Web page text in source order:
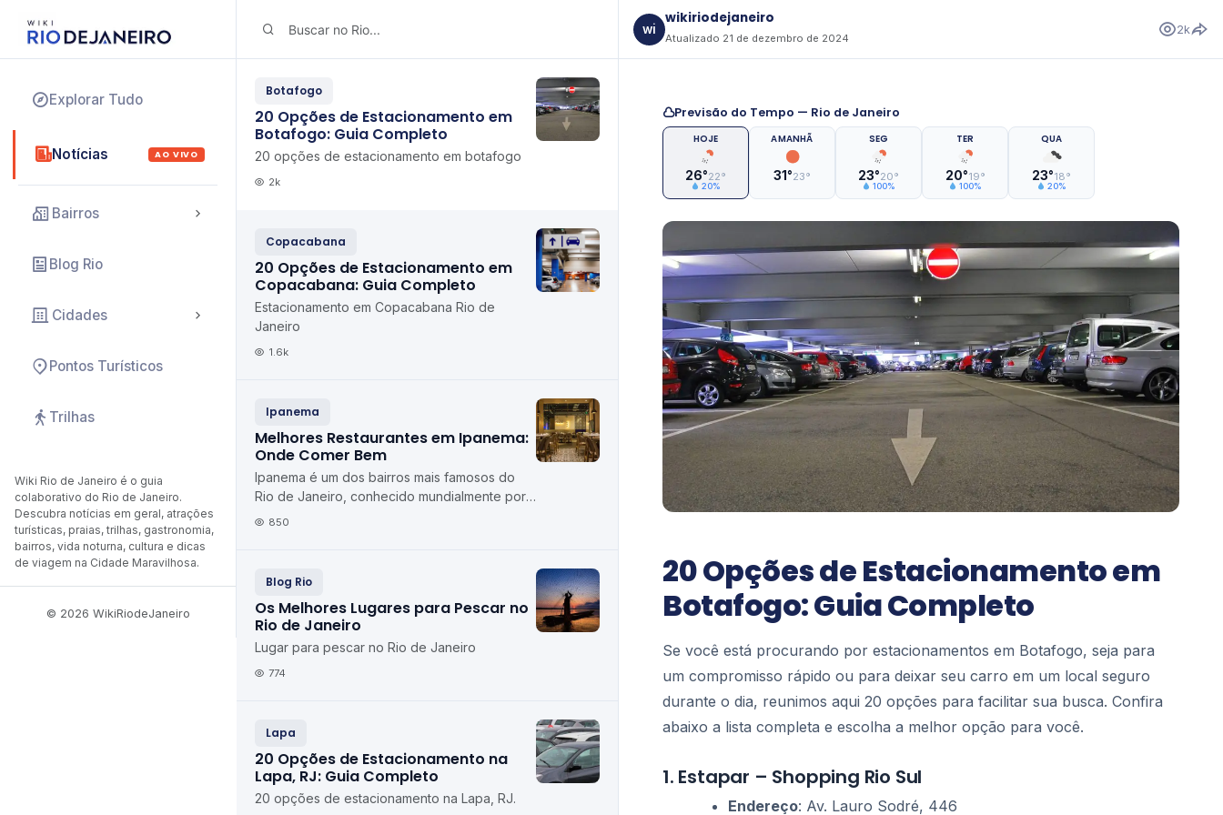
Explorar Tudo
Notícias AO VIVO
Bairros
Blog Rio
Cidades
Pontos Turísticos
Trilhas
Wiki Rio de Janeiro é o guia
colaborativo do Rio de Janeiro.
Descubra notícias em geral, atrações
turísticas, praias, trilhas, gastronomia,
bairros, vida noturna, cultura e dicas
de viagem na Cidade Maravilhosa.
© 2026 WikiRiodeJaneiro
Botafogo
20 Opções de Estacionamento em
Botafogo: Guia Completo
20 opções de estacionamento em botafogo
2k
Copacabana
20 Opções de Estacionamento em
Copacabana: Guia Completo
Estacionamento em Copacabana Rio de
Janeiro
1.6k
Ipanema
Melhores Restaurantes em Ipanema:
Onde Comer Bem
Ipanema é um dos bairros mais famosos do
Rio de Janeiro, conhecido mundialmente por
sua praia icônica, seu charme boêmio e seu
850
Blog Rio
Os Melhores Lugares para Pescar no
Rio de Janeiro
Lugar para pescar no Rio de Janeiro
774
Lapa
20 Opções de Estacionamento na
Lapa, RJ: Guia Completo
20 opções de estacionamento na Lapa, RJ.
wi
wikiriodejaneiro
Atualizado 21 de dezembro de 2024
2k
Previsão do Tempo — Rio de Janeiro
HOJE
26°22°
20%
AMANHÃ
31°23°
SEG
23°20°
100%
TER
20°19°
100%
QUA
23°18°
20%
20 Opções de Estacionamento em
Botafogo: Guia Completo
Se você está procurando por estacionamentos em Botafogo, seja para
um compromisso rápido ou para deixar seu carro em um local seguro
durante o dia, reunimos aqui 20 opções para facilitar sua busca. Confira
abaixo a lista completa e escolha a melhor opção para você.
1. Estapar – Shopping Rio Sul
Endereço: Av. Lauro Sodré, 446